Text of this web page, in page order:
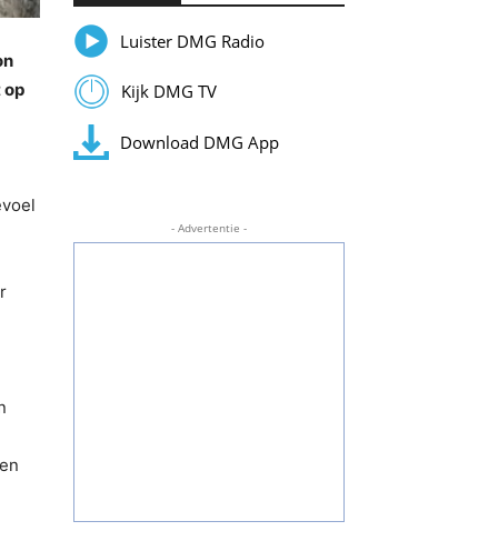
op
Luister DMG Radio
Kijk DMG TV
Download DMG App
- Advertentie -